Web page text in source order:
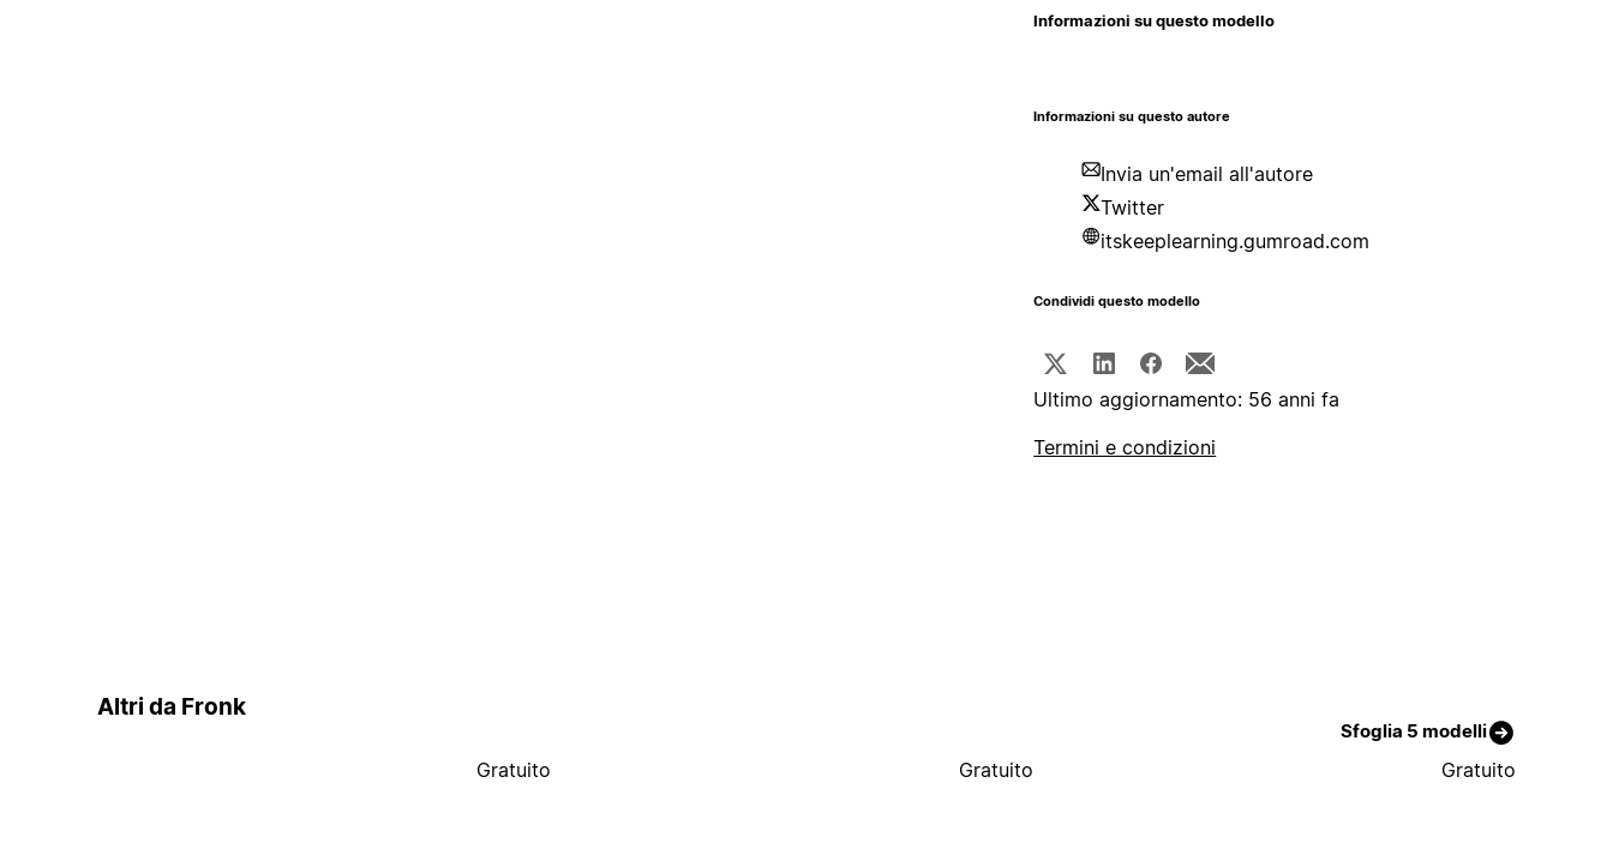
Informazioni su questo modello
Informazioni su questo autore
Invia un'email all'autore
Twitter
itskeeplearning.gumroad.com
Condividi questo modello
Ultimo aggiornamento: 56 anni fa
Termini e condizioni
Altri da Fronk
Sfoglia 5 modelli
Gratuito Gratuito Gratuito